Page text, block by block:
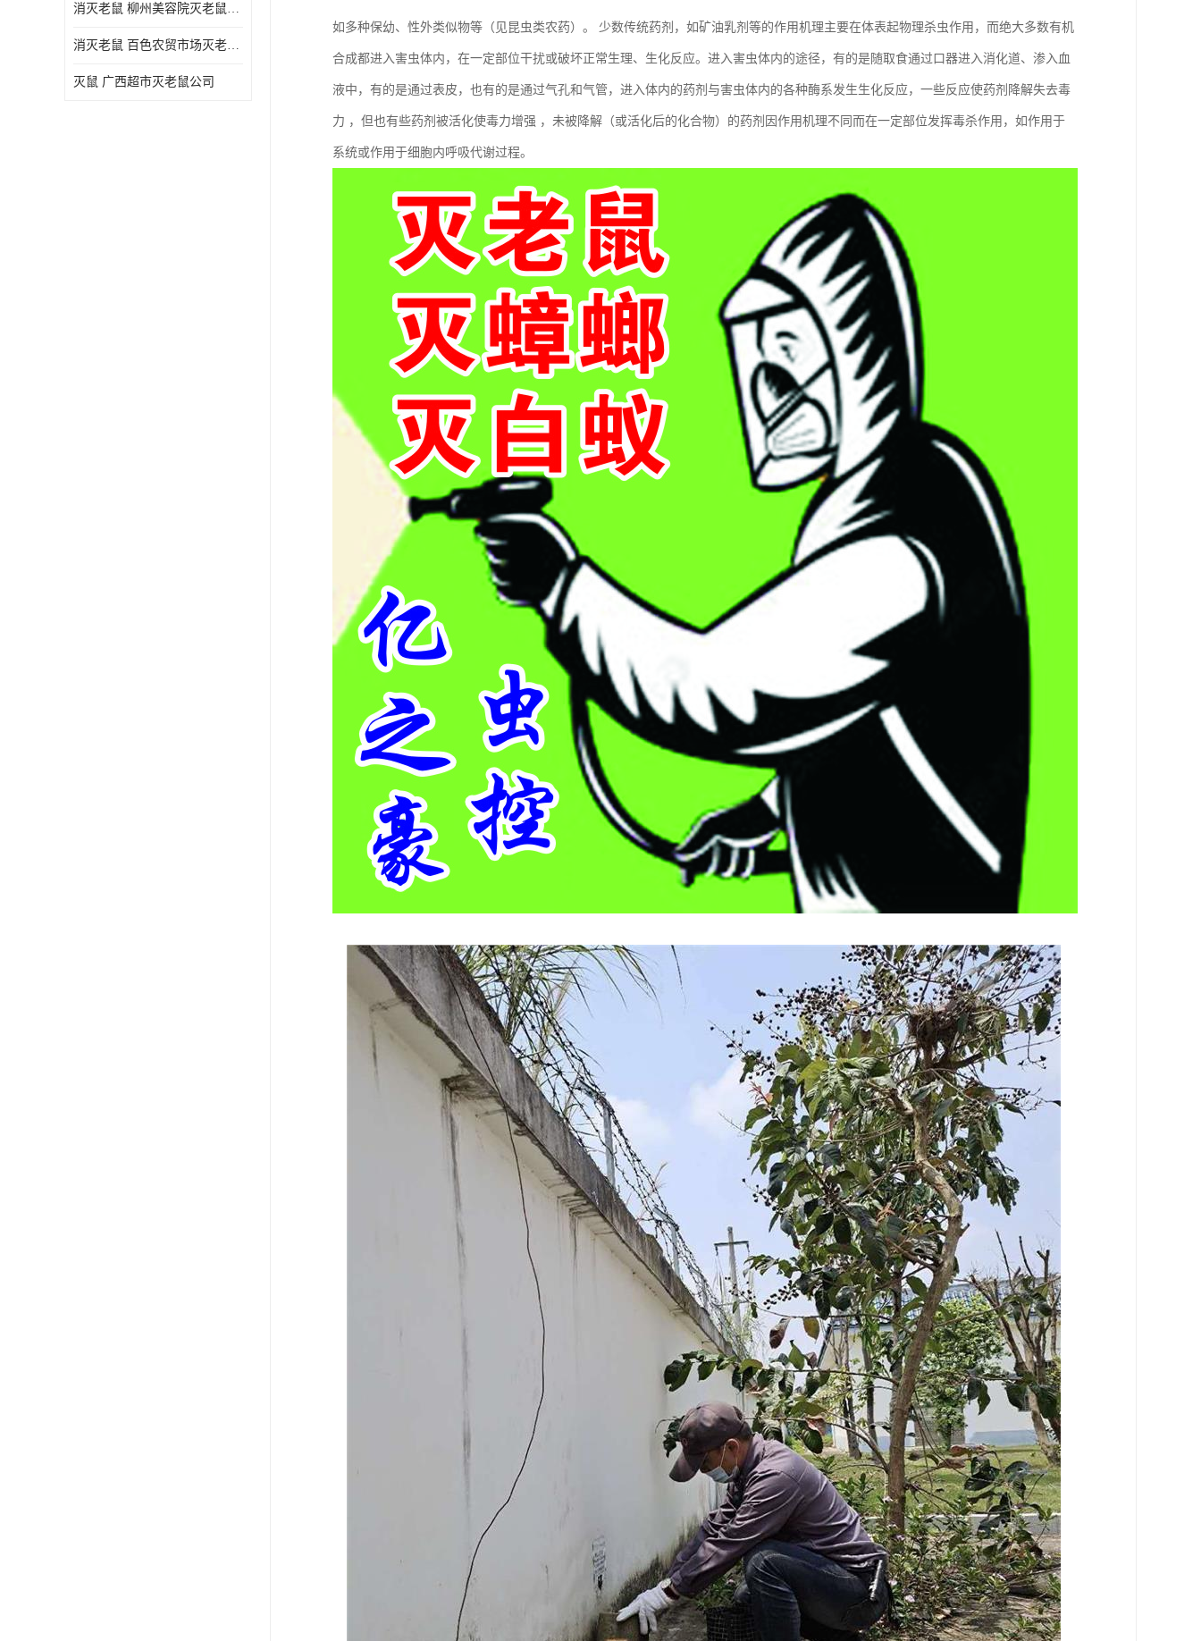
消灭老鼠 柳州美容院灭老鼠费用
消灭老鼠 百色农贸市场灭老鼠公司
灭鼠 广西超市灭老鼠公司
如多种保幼、性外类似物等（见昆虫类农药）。 少数传统药剂，如矿油乳剂等的作用机理主要在体表起物理杀虫作用，而绝大多数有机
合成都进入害虫体内，在一定部位干扰或破坏正常生理、生化反应。进入害虫体内的途径，有的是随取食通过口器进入消化道、渗入血
液中，有的是通过表皮，也有的是通过气孔和气管，进入体内的药剂与害虫体内的各种酶系发生生化反应，一些反应使药剂降解失去毒
力 ，但也有些药剂被活化使毒力增强 ，未被降解（或活化后的化合物）的药剂因作用机理不同而在一定部位发挥毒杀作用，如作用于
系统或作用于细胞内呼吸代谢过程。